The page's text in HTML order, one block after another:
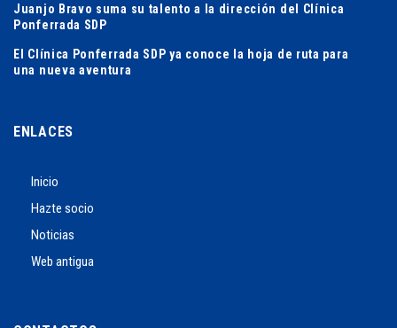
Juanjo Bravo suma su talento a la dirección del Clínica
Ponferrada SDP
El Clínica Ponferrada SDP ya conoce la hoja de ruta para
una nueva aventura
ENLACES
Inicio
Hazte socio
Noticias
Web antigua